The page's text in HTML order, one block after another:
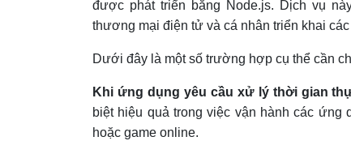
được phát triển bằng Node.js. Dịch vụ
thương mại điện tử và cá nhân triển khai
Dưới đây là một số trường hợp cụ thể cần
Khi ứng dụng yêu cầu xử lý thời gian
biệt hiệu quả trong việc vận hành các
hoặc game online.